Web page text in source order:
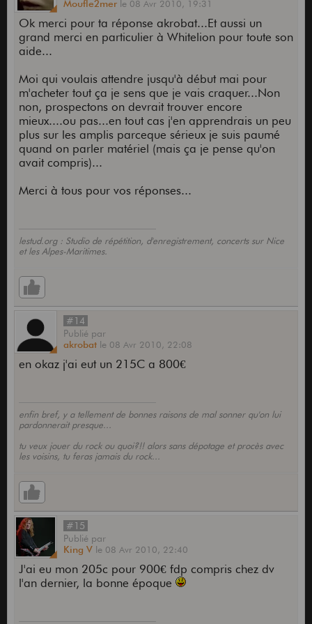
Moufle2mer le 08 Avr 2010, 19:31
Ok merci pour ta réponse akrobat...Et aussi un
grand merci en particulier à Whitelion pour toute son
aide...
Moi qui voulais attendre jusqu'à début mai pour
m'acheter tout ça je sens que je vais craquer...Non
non, prospectons on devrait trouver encore
mieux....ou pas...en tout cas j'en apprendrais un peu
plus sur les amplis parceque sérieux je suis paumé
quand on parler matériel (mais ça je pense qu'on
avait compris)...
Merci à tous pour vos réponses...
lestud.org : Studio de répétition, d'enregistrement, concerts sur Nice
et les Alpes-Maritimes.
#14
Publié par
akrobat le 08 Avr 2010, 22:08
en okaz j'ai eut un 215C a 800€
enfin bref, y a tellement de bonnes raisons de mal sonner qu'on lui
pardonnerait presque...
tu veux jouer du rock ou quoi?!! alors sans dépotage et procès avec
les voisins, tu feras jamais du rock...
#15
Publié par
King V le 08 Avr 2010, 22:40
J'ai eu mon 205c pour 900€ fdp compris chez dv
l'an dernier, la bonne époque